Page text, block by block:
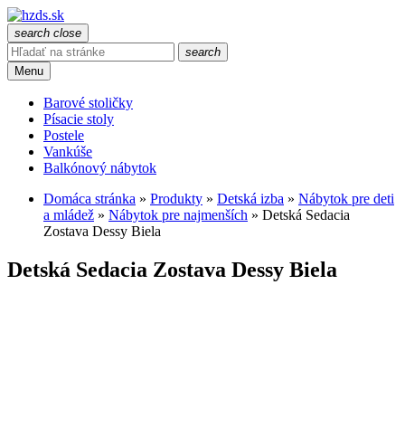
search close
search
Menu
Barové stoličky
Písacie stoly
Postele
Vankúše
Balkónový nábytok
Domáca stránka » Produkty » Detská izba » Nábytok pre deti
a mládež » Nábytok pre najmenších » Detská Sedacia
Zostava Dessy Biela
Detská Sedacia Zostava Dessy Biela